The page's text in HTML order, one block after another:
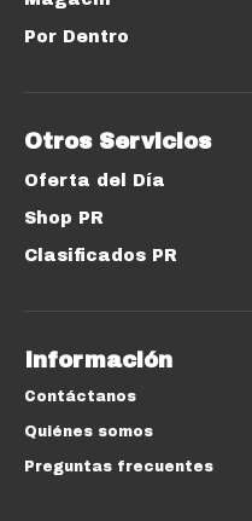
Por Dentro
Otros Servicios
Oferta del Día
Shop PR
Clasificados PR
Información
Contáctanos
Quiénes somos
Preguntas frecuentes